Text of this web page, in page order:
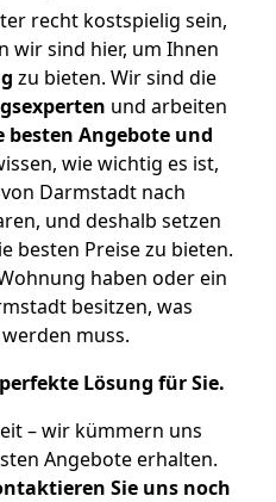
recht kostspielig sein,
wir sind hier, um Ihnen
zu bieten. Wir sind die
und arbeiten
besten Angebote und
wie wichtig es ist,
Darmstadt nach
und deshalb setzen
besten Preise zu bieten.
haben oder ein
besitzen, was
muss.
Lösung für Sie.
– wir kümmern uns
Angebote erhalten.
Sie uns noch